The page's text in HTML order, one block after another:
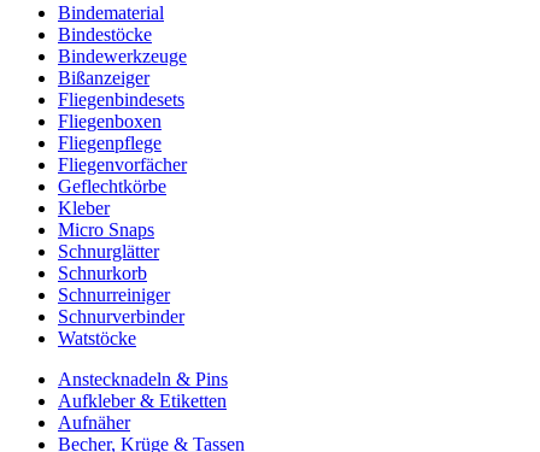
Bindematerial
Bindestöcke
Bindewerkzeuge
Bißanzeiger
Fliegenbindesets
Fliegenboxen
Fliegenpflege
Fliegenvorfächer
Geflechtkörbe
Kleber
Micro Snaps
Schnurglätter
Schnurkorb
Schnurreiniger
Schnurverbinder
Watstöcke
Anstecknadeln & Pins
Aufkleber & Etiketten
Aufnäher
Becher, Krüge & Tassen